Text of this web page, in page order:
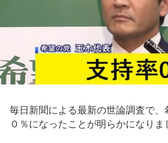
毎日新聞による最新の世論調査で
０％になったことが明らかになりま